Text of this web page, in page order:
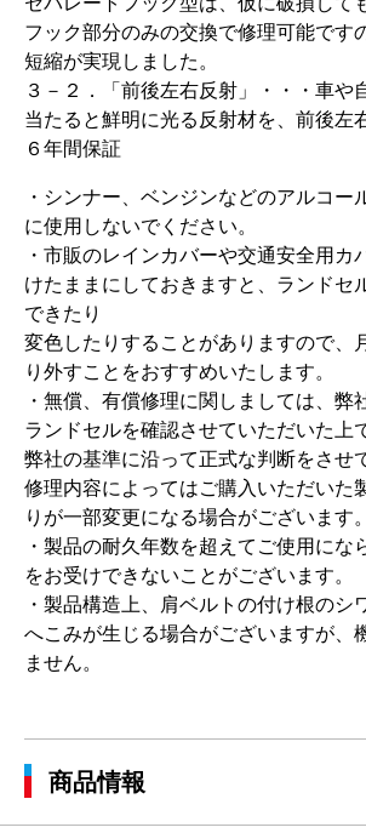
フック部分のみの交換で修理可能です
短縮が実現しました。
３－２．「前後左右反射」・・・車や
当たると鮮明に光る反射材を、前後左
６年間保証
・シンナー、ベンジンなどのアルコー
に使用しないでください。
・市販のレインカバーや交通安全用カ
けたままにしておきますと、ランドセ
できたり
変色したりすることがありますので、
り外すことをおすすめいたします。
・無償、有償修理に関しましては、弊
ランドセルを確認させていただいた上
弊社の基準に沿って正式な判断をさせ
修理内容によってはご購入いただいた
りが一部変更になる場合がございます。
・製品の耐久年数を超えてご使用にな
をお受けできないことがございます。
・製品構造上、肩ベルトの付け根のシ
へこみが生じる場合がございますが、
ません。
商品情報